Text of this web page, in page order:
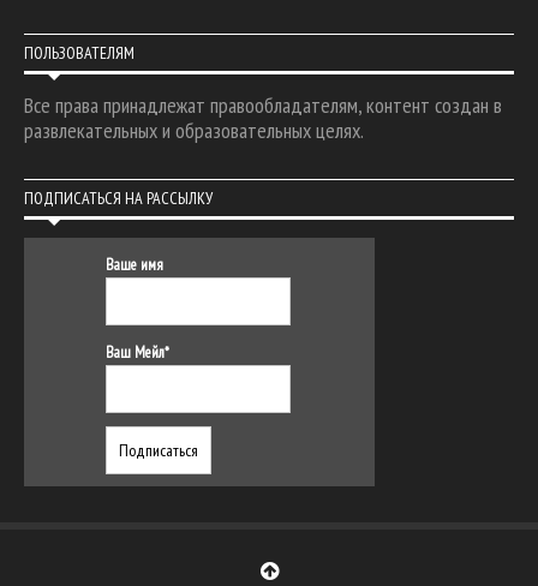
ПОЛЬЗОВАТЕЛЯМ
Все права принадлежат правообладателям, контент создан в
развлекательных и образовательных целях.
ПОДПИСАТЬСЯ НА РАССЫЛКУ
Ваше имя
Ваш Мейл*